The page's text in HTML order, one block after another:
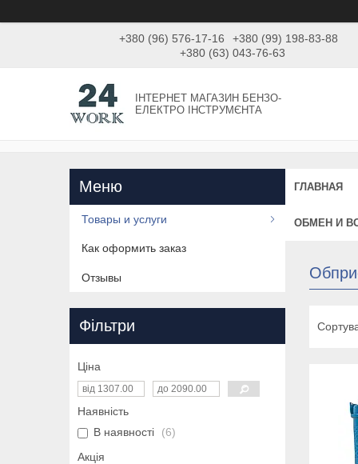
+380 (96) 576-17-16
+380 (99) 198-83-88
+380 (63) 043-76-63
ІНТЕРНЕТ МАГАЗИН БЕНЗО-
ЕЛЕКТРО ІНСТРУМЄНТА
ГЛАВНАЯ
ОБМЕН И
Товары и услуги
Как оформить заказ
Отзывы
Фільтри
Ціна
Наявність
В наявності
6
Акція